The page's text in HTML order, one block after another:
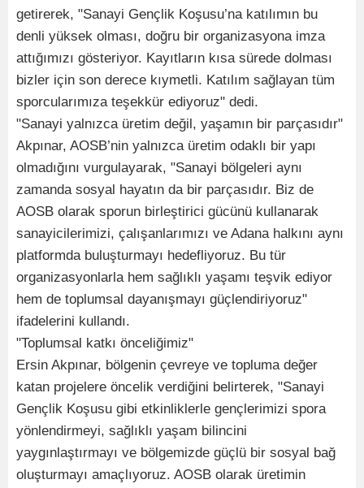
getirerek, "Sanayi Gençlik Koşusu’na katılımın bu
denli yüksek olması, doğru bir organizasyona imza
attığımızı gösteriyor. Kayıtların kısa sürede dolması
bizler için son derece kıymetli. Katılım sağlayan tüm
sporcularımıza teşekkür ediyoruz" dedi.
"Sanayi yalnızca üretim değil, yaşamın bir parçasıdır"
Akpınar, AOSB’nin yalnızca üretim odaklı bir yapı
olmadığını vurgulayarak, "Sanayi bölgeleri aynı
zamanda sosyal hayatın da bir parçasıdır. Biz de
AOSB olarak sporun birleştirici gücünü kullanarak
sanayicilerimizi, çalışanlarımızı ve Adana halkını aynı
platformda buluşturmayı hedefliyoruz. Bu tür
organizasyonlarla hem sağlıklı yaşamı teşvik ediyor
hem de toplumsal dayanışmayı güçlendiriyoruz"
ifadelerini kullandı.
"Toplumsal katkı önceliğimiz"
Ersin Akpınar, bölgenin çevreye ve topluma değer
katan projelere öncelik verdiğini belirterek, "Sanayi
Gençlik Koşusu gibi etkinliklerle gençlerimizi spora
yönlendirmeyi, sağlıklı yaşam bilincini
yaygınlaştırmayı ve bölgemizde güçlü bir sosyal bağ
oluşturmayı amaçlıyoruz. AOSB olarak üretimin